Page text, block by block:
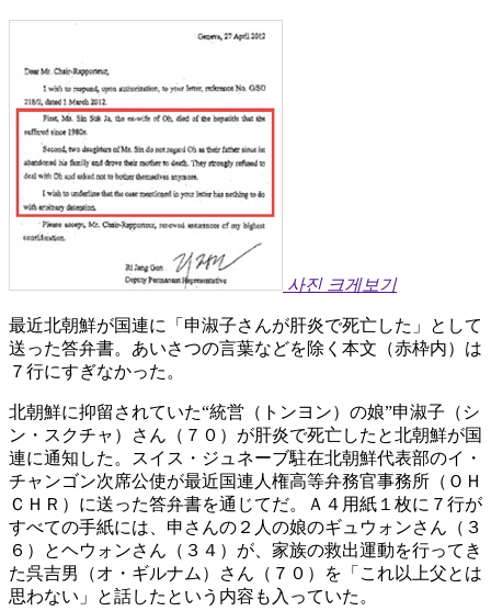
사진 크게보기
最近北朝鮮が国連に「申淑子さんが肝炎で死亡した」として
送った答弁書。あいさつの言葉などを除く本文（赤枠内）は
７行にすぎなかった。
北朝鮮に抑留されていた“統営（トンヨン）の娘”申淑子（シ
ン・スクチャ）さん（７０）が肝炎で死亡したと北朝鮮が国
連に通知した。スイス・ジュネーブ駐在北朝鮮代表部のイ・
チャンゴン次席公使が最近国連人権高等弁務官事務所（ＯＨ
ＣＨＲ）に送った答弁書を通じてだ。Ａ４用紙１枚に７行が
すべての手紙には、申さんの２人の娘のギュウォンさん（３
６）とヘウォンさん（３４）が、家族の救出運動を行ってき
た呉吉男（オ・ギルナム）さん（７０）を「これ以上父とは
思わない」と話したという内容も入っていた。